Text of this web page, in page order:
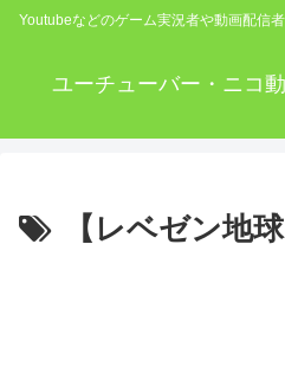
Youtubeなどのゲーム実況者や動画配信
ユーチューバー・ニコ
【レベゼン地球